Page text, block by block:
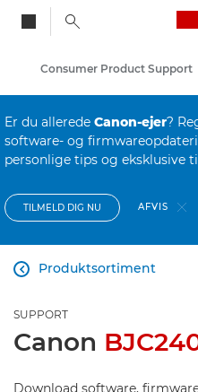
Consumer Product Support
Er du allerede Canon-ejer?
software- og
personlige tips og eksklusive
TILMELD DIG NU AFVIS
Produktsortiment

SUPPORT
Canon
Download software,